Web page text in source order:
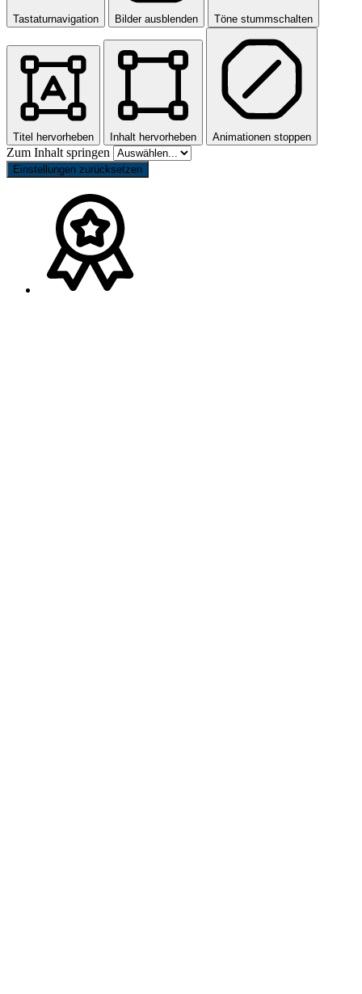
Tastaturnavigation Bilder ausblenden Töne stummschalten
Titel hervorheben Inhalt hervorheben Animationen stoppen
Zum Inhalt springen
Einstellungen zurücksetzen